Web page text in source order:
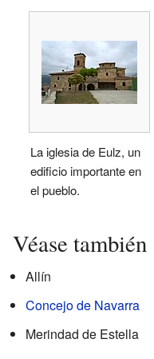
La iglesia de Eulz, un
edificio importante en
el pueblo.
Véase también
Allín
Concejo de Navarra
Merindad de Estella